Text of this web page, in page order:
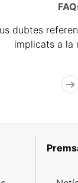
dubtes
implicats a la